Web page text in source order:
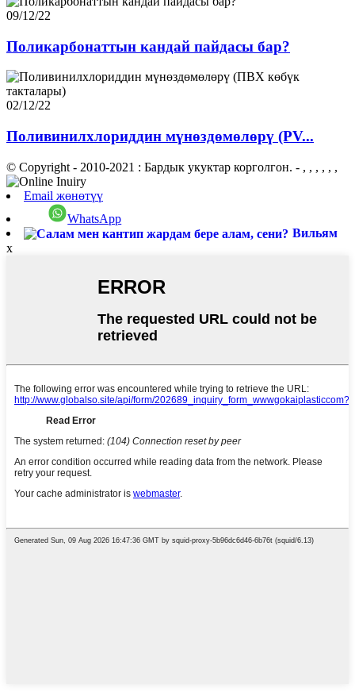
09/12/22
Поликарбонаттын кандай пайдасы бар?
02/12/22
Поливинилхлориддин мүнөздөмөлөрү (PV...
© Copyright - 2010-2021 : Бардык укуктар корголгон. - , , , , , ,
Email жөнөтүү
WhatsApp
Вильям
x